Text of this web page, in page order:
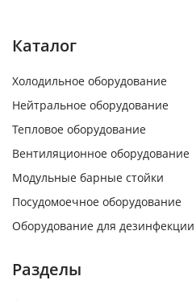
Каталог
Холодильное оборудование
Нейтральное оборудование
Тепловое оборудование
Вентиляционное оборудование
Модульные барные стойки
Посудомоечное оборудование
Оборудование для дезинфекции
Разделы